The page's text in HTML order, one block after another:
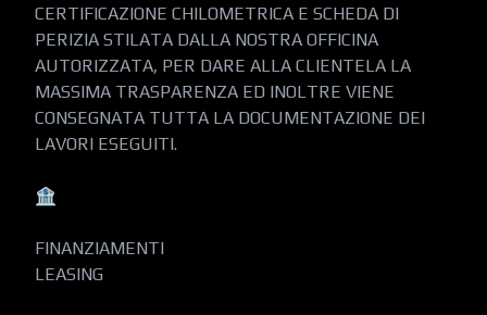
CERTIFICAZIONE CHILOMETRICA E SCHEDA DI
PERIZIA STILATA DALLA NOSTRA OFFICINA
AUTORIZZATA, PER DARE ALLA CLIENTELA LA
MASSIMA TRASPARENZA ED INOLTRE VIENE
CONSEGNATA TUTTA LA DOCUMENTAZIONE DEI
LAVORI ESEGUITI.
🏦
FINANZIAMENTI
LEASING